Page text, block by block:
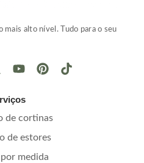
mais alto nível. Tudo para o seu
de cortinas
de estores
medida